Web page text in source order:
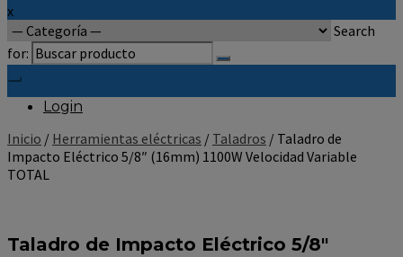
x
Search
for:
Login
Inicio / Herramientas eléctricas / Taladros / Taladro de
Impacto Eléctrico 5/8″ (16mm) 1100W Velocidad Variable
TOTAL
Taladro de Impacto Eléctrico 5/8″